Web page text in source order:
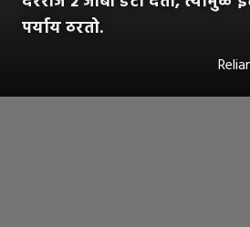
पर्याय ठरतो.